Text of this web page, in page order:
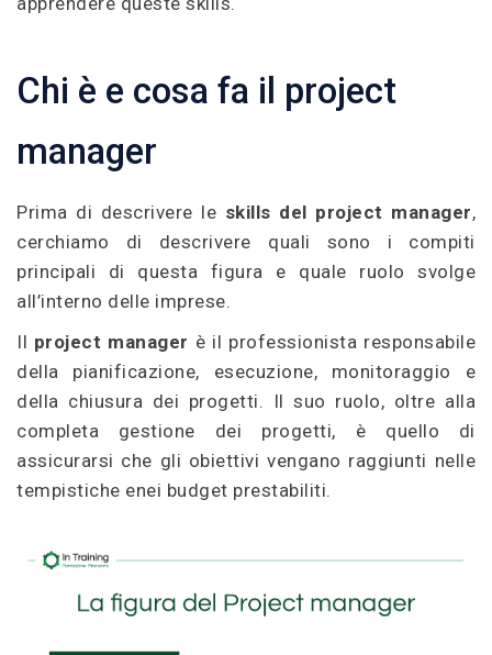
Chi è e cosa fa il project
manager
Prima di descrivere le skills del project manager,
cerchiamo di descrivere quali sono i compiti
principali di questa figura e quale ruolo svolge
all’interno delle imprese.
Il project manager è il professionista responsabile
della pianificazione, esecuzione, monitoraggio e
della chiusura dei progetti. Il suo ruolo, oltre alla
completa gestione dei progetti, è quello di
assicurarsi che gli obiettivi vengano raggiunti nelle
tempistiche enei budget prestabiliti.